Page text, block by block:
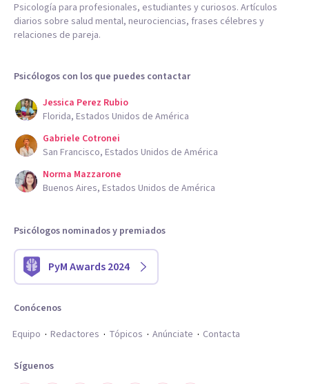
Psicología para profesionales, estudiantes y curiosos. Artículos
diarios sobre salud mental, neurociencias, frases célebres y
relaciones de pareja.
Psicólogos con los que puedes contactar
Jessica Perez Rubio
Florida, Estados Unidos de América
Gabriele Cotronei
San Francisco, Estados Unidos de América
Norma Mazzarone
Buenos Aires, Estados Unidos de América
Psicólogos nominados y premiados
PyM Awards 2024
Conócenos
Equipo
Redactores Tópicos Anúnciate Contacta
Síguenos